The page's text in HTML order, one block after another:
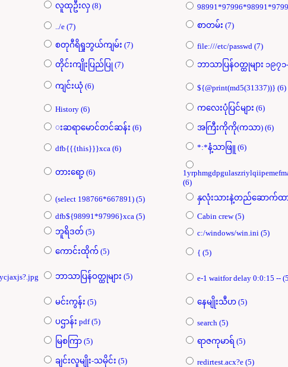
လူထုဦးလှ (8)
../e (7) စာတမ်း (7)
စတုဂီရိရှုဘွယ်ကျမ်း (7) file:///etc/passwd (7)
တိုင်းကျိုးပြည်ပြု (7)
ကျင်းယုံ (6) ${@print(md5(31337))} (6)
History (6) ကလေးပုံပြင်များ (6)
းဆရာမောင်တင်ဆန်း (6) အကြီးကိုကို(ကသာ) (6)
dfb{{{this}}}xca (6) *:*နံ့သာဖြူ (6)
တားရော့ (6)
(6)
(select 198766*667891) (5)
dfb${98991*97996}xca (5) Cabin crew (5)
ဘူရိဒတ် (5) c:/windows/win.ini (5)
ကောင်းထိုက် (5) { (5)
ဘာသာပြန်ဝတ္ထုများ (5) e-1 waitfor
မင်းကွန်း (5) နေမျိုးသီဟ (5)
ပဌာန်း pdf (5) search (5)
မြစကြာ (5) ရာဇကုမာရ် (5)
ချင်းလူမျိုး-သမိုင်း (5) redirtest.acx?e (5)